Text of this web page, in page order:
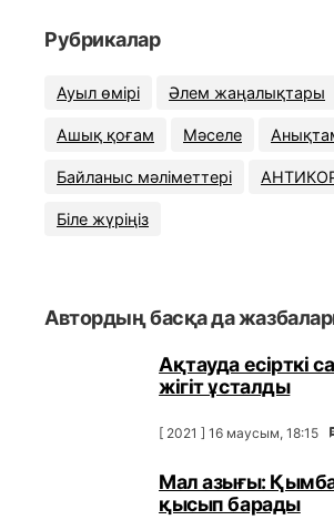
Рубрикалар
Ауыл өмірі Әлем жаңалықтары
Ашық қоғам Мәселе
Байланыс мәліметтері
Біле жүріңіз
Автордың басқа да
Ақтауда есірткі
жігіт ұсталды
[ 2021 ] 16 маусым, 18:15
Мал азығы:
қысып барады